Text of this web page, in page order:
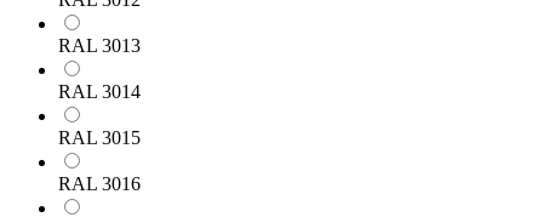
RAL 3013
RAL 3014
RAL 3015
RAL 3016